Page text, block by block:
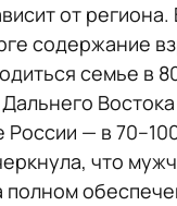
от
содержание
семье в
России — в
что
полном